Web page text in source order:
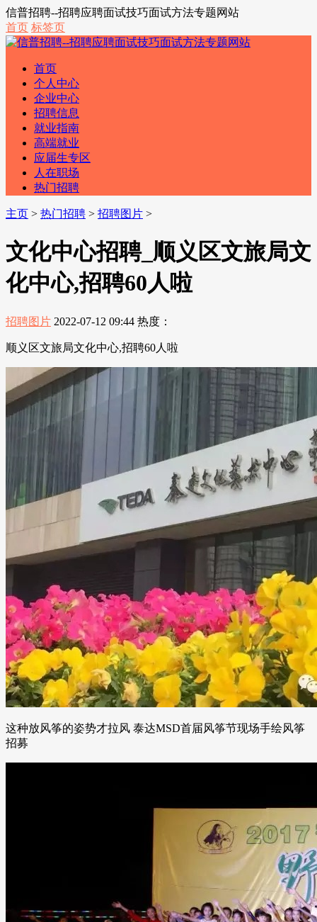
信普招聘--招聘应聘面试技巧面试方法专题网站
首页 标签页
首页
个人中心
企业中心
招聘信息
就业指南
高端就业
应届生专区
人在职场
热门招聘
主页 > 热门招聘 > 招聘图片 >
文化中心招聘_顺义区文旅局文
化中心,招聘60人啦
招聘图片 2022-07-12 09:44 热度：
顺义区文旅局文化中心,招聘60人啦
这种放风筝的姿势才拉风 泰达MSD首届风筝节现场手绘风筝
招募